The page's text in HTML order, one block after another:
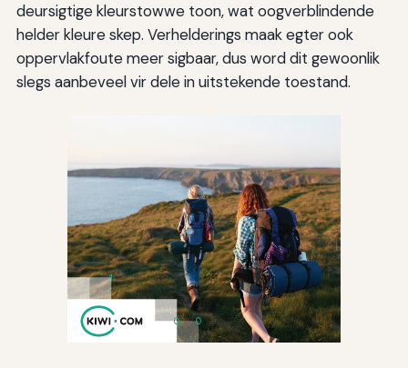
deursigtige kleurstowwe toon, wat oogverblindende
helder kleure skep. Verhelderings maak egter ook
oppervlakfoute meer sigbaar, dus word dit gewoonlik
slegs aanbeveel vir dele in uitstekende toestand.